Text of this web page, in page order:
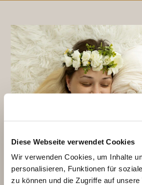
Diese Webseite verwendet Cookies
Wir verwenden Cookies, um Inhalte
personalisieren, Funktionen für
zu können und die Zugriffe auf
Baby_Shooting_Mit_Mutter_weiß